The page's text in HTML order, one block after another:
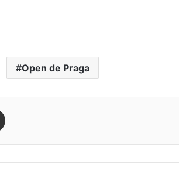
Open de Praga